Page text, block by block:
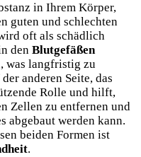
in Ihrem Körper,
guten und schlechten
oft als schädlich
den Blutgefäßen
was langfristig zu
anderen Seite, das
Rolle und hilft,
Zellen zu entfernen und
abgebaut werden kann.
beiden Formen ist
.